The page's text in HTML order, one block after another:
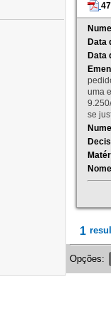
Data
Data
uma
se
1
Opções: